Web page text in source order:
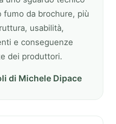
fumo da brochure, più
usabilità,
e conseguenze
dei produttori.
di Michele Dipace